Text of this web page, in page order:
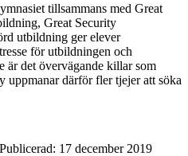
tillsammans med Great
Great Security
utbildning ger elever
för utbildningen och
är det övervägande killar som
uppmanar därför fler tjejer att söka
Publicerad: 17 december 2019